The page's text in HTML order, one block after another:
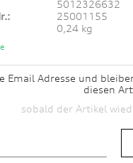
5012326632
25001155
0,24 kg
Email Adresse und
diesen
sobald der Artikel